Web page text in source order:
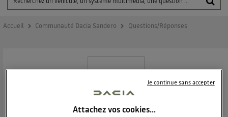
Accueil Communauté Dacia Sandero Questions/Réponses
Attachez vos cookies…
Je continue sans accepter